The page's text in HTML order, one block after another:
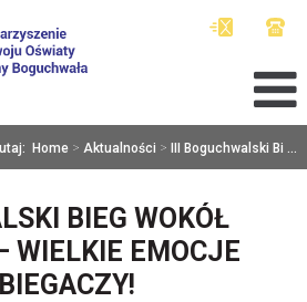
Home > Aktualności > III Boguchwalski Bi ...
BIEG WOKÓŁ
WIELKIE EMOCJE